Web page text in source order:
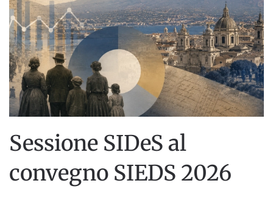
Sessione SIDeS al
convegno SIEDS 2026